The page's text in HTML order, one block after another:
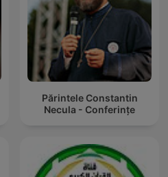
Părintele Constantin
Necula - Conferințe